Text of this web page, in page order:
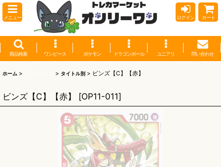
メニュー ログイン カート
商品検索 ワンピース ポケモン ドラゴンボール ユニアリ 問い合わせ
ホーム > > タイトル別 > ビンズ【C】【赤】
ビンズ【C】【赤】 [OP11-011]